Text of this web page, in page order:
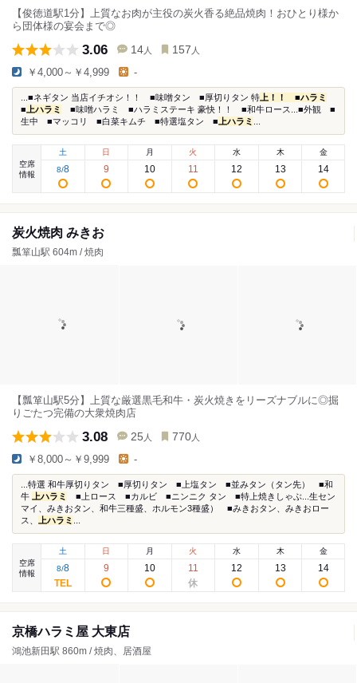
【俊徳道駅1分】上質なお肉が主役の炭火香る絶品焼肉！おひとり様か
ら団体様の宴会まで◎
3.06 14 人 157 人
￥4,000～￥4,999 -
...■ネギタン 当店イチオシ！！ ■味噌タン ■厚切りタン 特 上！！ ■ハラミ
■ 上ハラミ
■味噌ハラミ ■ハラミステーキ 豪快！！ ■和牛ロース...■外観 ■
生中 ■マッコリ ■白菜キムチ ■特選塩タン ■ 上ハラミ
空席
情報
土
8/8
日
9
月
10
火
11
水
12
木
13
金
14
炭火焼肉 みきお
瓢箪山駅 604m / 焼肉
【瓢箪山駅5分】上質な厳選黒毛和牛・炭火焼きをリーズナブルに◎掘
りごたつ完備の大衆焼肉店
3.08 25 人 770 人
￥8,000～￥9,999 -
...特選 和牛厚切りタン ■厚切りタン ■上塩タン ■並みタン（タン先） ■和
牛
上ハラミ
■上ロース ■カルビ ■ニンニク タン ■特上焼きしゃぶ...生セン
マイ、みきおタン、和牛三種盛、ホルモン3種盛） ■みきおタン、みきおロー
ス、
上ハラミ
空席
情報
土
8/8
日
9
月
10
火
11
水
12
木
13
金
14
京橋ハラミ屋 大東店
鴻池新田駅 860m / 焼肉、居酒屋